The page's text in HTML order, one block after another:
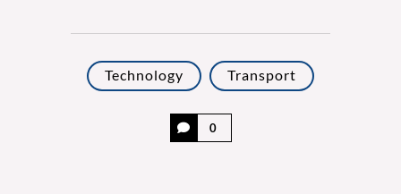
Technology Transport
0